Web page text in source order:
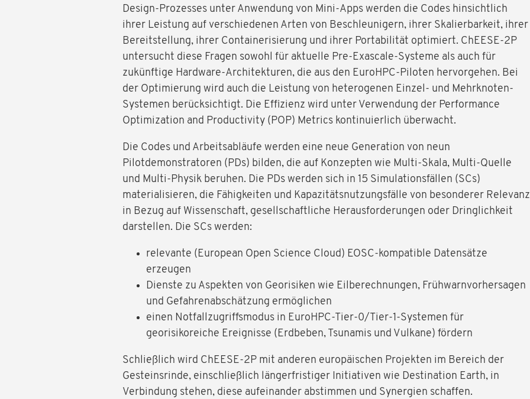
Design-Prozesses unter Anwendung von Mini-Apps werden die Codes hinsichtlich
ihrer Leistung auf verschiedenen Arten von Beschleunigern, ihrer Skalierbarkeit, ihrer
Bereitstellung, ihrer Containerisierung und ihrer Portabilität optimiert. ChEESE-2P
untersucht diese Fragen sowohl für aktuelle Pre-Exascale-Systeme als auch für
zukünftige Hardware-Architekturen, die aus den EuroHPC-Piloten hervorgehen. Bei
der Optimierung wird auch die Leistung von heterogenen Einzel- und Mehrknoten-
Systemen berücksichtigt. Die Effizienz wird unter Verwendung der Performance
Optimization and Productivity (POP) Metrics kontinuierlich überwacht.
Die Codes und Arbeitsabläufe werden eine neue Generation von neun
Pilotdemonstratoren (PDs) bilden, die auf Konzepten wie Multi-Skala, Multi-Quelle
und Multi-Physik beruhen. Die PDs werden sich in 15 Simulationsfällen (SCs)
materialisieren, die Fähigkeiten und Kapazitätsnutzungsfälle von besonderer Relevanz
in Bezug auf Wissenschaft, gesellschaftliche Herausforderungen oder Dringlichkeit
darstellen. Die SCs werden:
relevante (European Open Science Cloud) EOSC-kompatible Datensätze
erzeugen
Dienste zu Aspekten von Georisiken wie Eilberechnungen, Frühwarnvorhersagen
und Gefahrenabschätzung ermöglichen
einen Notfallzugriffsmodus in EuroHPC-Tier-0/Tier-1-Systemen für
georisikoreiche Ereignisse (Erdbeben, Tsunamis und Vulkane) fördern
Schließlich wird ChEESE-2P mit anderen europäischen Projekten im Bereich der
Gesteinsrinde, einschließlich längerfristiger Initiativen wie Destination Earth, in
Verbindung stehen, diese aufeinander abstimmen und Synergien schaffen.